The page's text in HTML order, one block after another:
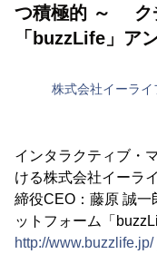
つ積極的 ～ ク
「buzzLife」ア
株式会社イーライ
インタラクティブ・
ける株式会社イーラ
締役CEO：藤原 誠一
ットフォーム「
http://www.buzzlife.jp/